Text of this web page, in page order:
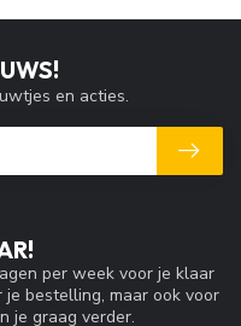
per week voor je klaar
bestelling, maar ook voor
je graag verder.
en acties.